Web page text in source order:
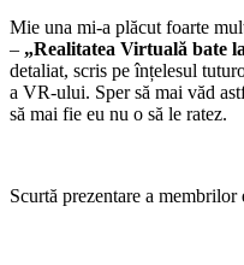
Mie una mi-a plăcut foarte
– „Realitatea Virtuală bate
detaliat, scris pe înțelesul
a VR-ului. Sper să mai văd
să mai fie eu nu o să le ratez.
Scurtă prezentare a